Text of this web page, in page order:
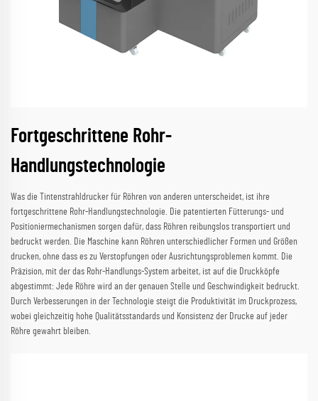
Fortgeschrittene Rohr-
Handlungstechnologie
Was die Tintenstrahldrucker für Röhren von anderen unterscheidet, ist ihre
fortgeschrittene Rohr-Handlungstechnologie. Die patentierten Fütterungs- und
Positioniermechanismen sorgen dafür, dass Röhren reibungslos transportiert und
bedruckt werden. Die Maschine kann Röhren unterschiedlicher Formen und Größen
drucken, ohne dass es zu Verstopfungen oder Ausrichtungsproblemen kommt. Die
Präzision, mit der das Rohr-Handlungs-System arbeitet, ist auf die Druckköpfe
abgestimmt: Jede Röhre wird an der genauen Stelle und Geschwindigkeit bedruckt.
Durch Verbesserungen in der Technologie steigt die Produktivität im Druckprozess,
wobei gleichzeitig hohe Qualitätsstandards und Konsistenz der Drucke auf jeder
Röhre gewahrt bleiben.